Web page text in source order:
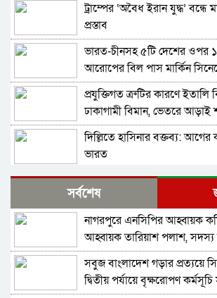
ট্রাম্পের ‘অবৈধ ইরান যুদ্ধ’ বন্ধে
প্রস্তাব
ভারত-চীনসহ ৫টি দেশের ওপর
আরোপের বিল পাস মার্কিন
প্রযুক্তিগত ত্রুটির কারণে ইতালি
ঢাকাগামী বিমান, ভেতরে আড়াই
দিল্লিতে হাসিনার বক্তব্য:
ভারত
নিরাপত্তার নিশ্চয়তা পেলে
বিচারের মুখোমুখি হতেও ভয় নেই
বাংলাদেশ-পাকিস্তানসহ ১৩
নিয়োগ দিল সৌদি আরব
ভারতের চিকেন নেক নিয়ে নতুন
সর্বশেষ
নাগরপুরে এনসিপির আহ্বায়ক
আহ্বায়ক তারিয়াশ পলাশ, সদস্য
আশরাফ
সবুজ বাংলাদেশ গড়ার প্রত্যয়ে
দ্বিতীয় পর্যায়ে বৃক্ষরোপণ কর্মসূচি